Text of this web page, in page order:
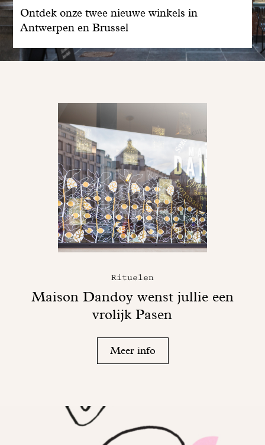
Ontdek onze twee nieuwe winkels in
Antwerpen en Brussel
Rituelen
Maison Dandoy wenst jullie een
vrolijk Pasen
Meer info